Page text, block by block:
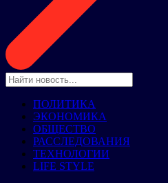
ПОЛИТИКА
ЭКОНОМИКА
ОБЩЕСТВО
РАССЛЕДОВАНИЯ
ТЕХНОЛОГИИ
LIFE STYLE